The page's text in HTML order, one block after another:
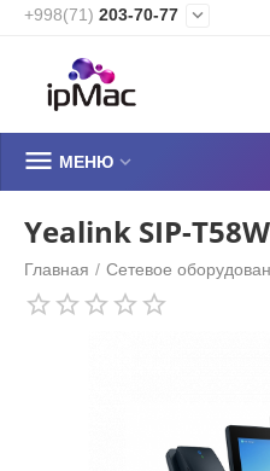
+998(71) 203-70-77 
 МЕНЮ 
Yealink SIP-
Главная / Сетевое